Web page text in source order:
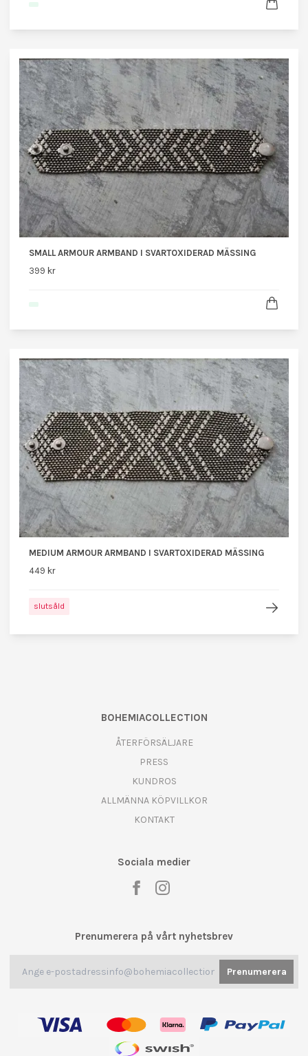
SMALL ARMOUR ARMBAND I SVARTOXIDERAD MÄSSING
399 kr
MEDIUM ARMOUR ARMBAND I SVARTOXIDERAD MÄSSING
449 kr
slutsåld
BOHEMIACOLLECTION
ÅTERFÖRSÄLJARE
PRESS
KUNDROS
ALLMÄNNA KÖPVILLKOR
KONTAKT
Sociala medier
Prenumerera på vårt nyhetsbrev
Prenumerera